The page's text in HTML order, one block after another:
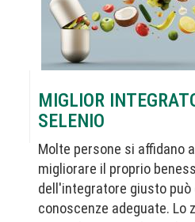
MIGLIOR
SELENIO
Molte persone si affidano
migliorare il proprio
dell'integratore giusto
conoscenze adeguate. Lo